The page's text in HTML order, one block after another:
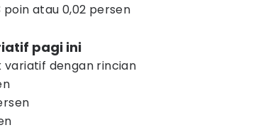
atau 0,02 persen
pagi ini
variatif dengan rincian